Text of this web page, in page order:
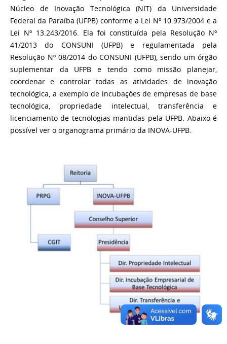
Núcleo de Inovação Tecnológica (NIT) da Universidade
Federal da Paraíba (UFPB) conforme a Lei Nº 10.973/2004 e a
Lei Nº 13.243/2016. Ela foi constituída pela Resolução Nº
41/2013 do CONSUNI (UFPB) e regulamentada pela
Resolução Nº 08/2014 do CONSUNI (UFPB), sendo um órgão
suplementar da UFPB e tendo como missão planejar,
coordenar e controlar todas as atividades de inovação
tecnológica, a exemplo de incubações de empresas de base
tecnológica, propriedade intelectual, transferência e
licenciamento de tecnologias mantidas pela UFPB. Abaixo é
possível ver o organograma primário da INOVA-UFPB.